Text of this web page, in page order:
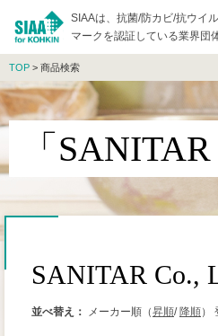
SIAAは、抗菌/防カビ/抗ウイ
マークを認証している業界団
TOP > 商品検索
「
SANITAR Co.,
並べ替え： メーカー順（昇順/ 降順）